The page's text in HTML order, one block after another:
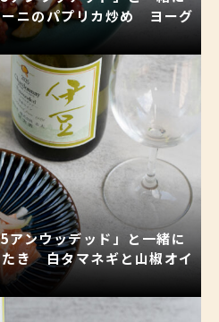
ーニのパプリカ炒め ヨーグ
アンウッデッド」と一緒に
たき 白タマネギと山椒オイ